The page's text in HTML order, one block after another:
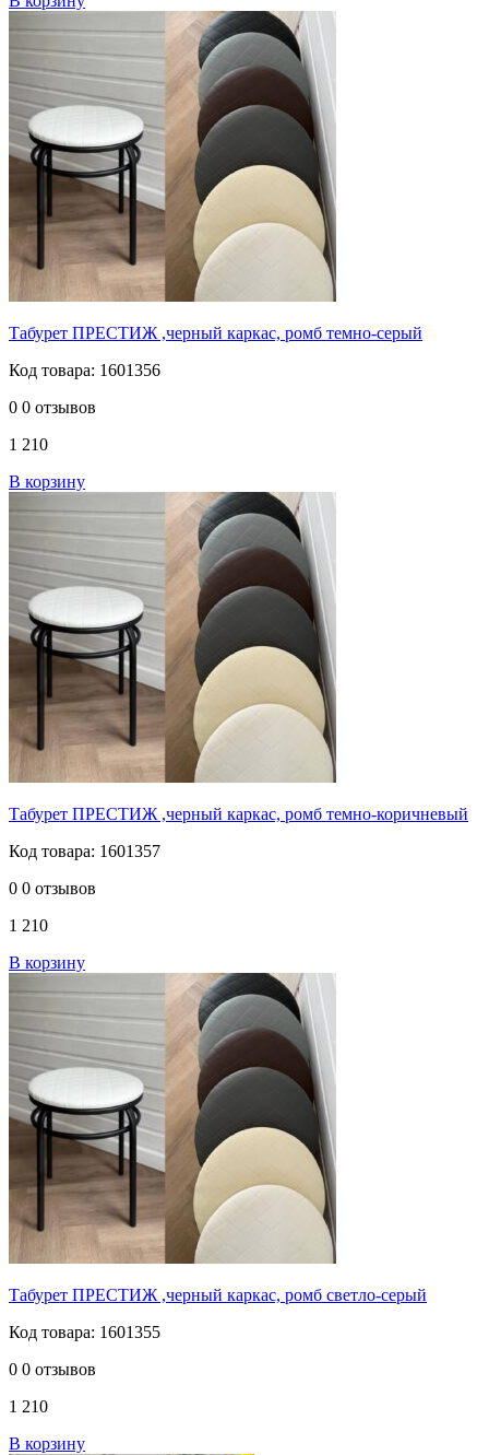
Табурет ПРЕСТИЖ ,черный каркас, ромб темно-серый
Код товара: 1601356
0 0 отзывов
1 210
В корзину
Табурет ПРЕСТИЖ ,черный каркас, ромб темно-коричневый
Код товара: 1601357
0 0 отзывов
1 210
В корзину
Табурет ПРЕСТИЖ ,черный каркас, ромб светло-серый
Код товара: 1601355
0 0 отзывов
1 210
В корзину